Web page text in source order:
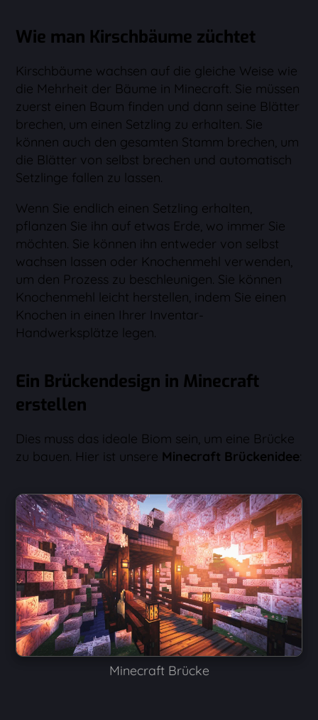
Wie man Kirschbäume züchtet
Kirschbäume wachsen auf die gleiche Weise wie
die Mehrheit der Bäume in Minecraft. Sie müssen
zuerst einen Baum finden und dann seine Blätter
brechen, um einen Setzling zu erhalten. Sie
können auch den gesamten Stamm brechen, um
die Blätter von selbst brechen und automatisch
Setzlinge fallen zu lassen.
Wenn Sie endlich einen Setzling erhalten,
pflanzen Sie ihn auf etwas Erde, wo immer Sie
möchten. Sie können ihn entweder von selbst
wachsen lassen oder Knochenmehl verwenden,
um den Prozess zu beschleunigen. Sie können
Knochenmehl leicht herstellen, indem Sie einen
Knochen in einen Ihrer Inventar-
Handwerksplätze legen.
Ein Brückendesign in Minecraft
erstellen
Dies muss das ideale Biom sein, um eine Brücke
zu bauen. Hier ist unsere Minecraft Brückenidee:
Minecraft Brücke